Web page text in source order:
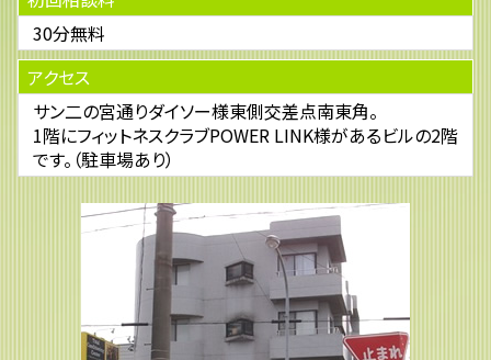
30分無料
アクセス
サン二の宮通りダイソー様東側交差点南東角。
1階にフィットネスクラブPOWER LINK様があるビルの2階
です。（駐車場あり）